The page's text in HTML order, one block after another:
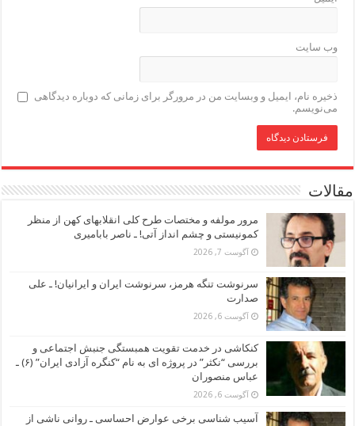
وب‌ سایت
ذخیره نام، ایمیل و وبسایت من در مرورگر برای زمانی که دوباره دیدگاهی
می‌نویسم.
مقالات
مرور مولفه و مختصات طرح کلی انقلابهای کهن از منظر
کمونیستی و چشم انداز آتی! ـ ناصر بابامیری
آگوست 7, 2026
سرنوشت تنگه هرمز، سرنوشت ایران و ایرانیان! ـ علی
صدارت
آگوست 6, 2026
کنکاشی در خدمت تقویت همبستگی جنبش اجتماعی و
بررسی “نکثر” در پروژه ای به نام “کنگره آزادی ایران” (۶) ـ
عباس منصوران
آگوست 6, 2026
آسیب شناسی برخی عوارض احساسی ـ روانی ناشی از